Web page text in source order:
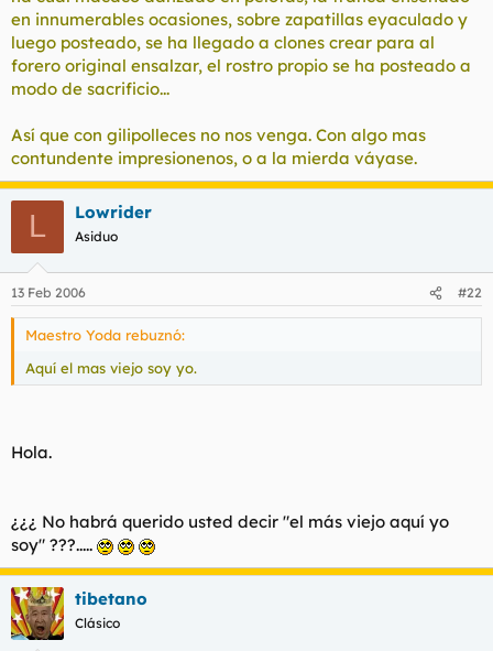
en innumerables ocasiones, sobre zapatillas eyaculado y
luego posteado, se ha llegado a clones crear para al
forero original ensalzar, el rostro propio se ha posteado a
modo de sacrificio...
Así que con gilipolleces no nos venga. Con algo mas
contundente impresionenos, o a la mierda váyase.
L Lowrider
Asiduo
13 Feb 2006 #22
Maestro Yoda rebuznó:
Aquí el mas viejo soy yo.
Hola.
¿¿¿ No habrá querido usted decir "el más viejo aquí yo
soy" ???.....
tibetano
Clásico